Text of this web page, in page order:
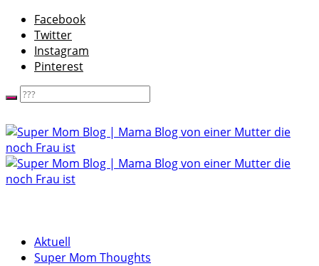
Facebook
Twitter
Instagram
Pinterest
Aktuell
Super Mom Thoughts